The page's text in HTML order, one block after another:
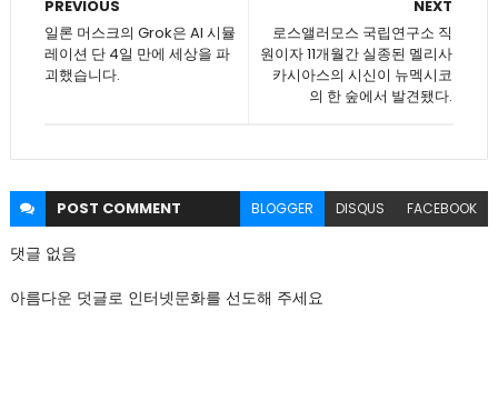
NEXT
로스앨러모스 국립연구소 직
원이자 11개월간 실종된 멜리사
카시아스의 시신이 뉴멕시코
의 한 숲에서 발견됐다.
PREVIOUS
일론 머스크의 Grok은 AI 시뮬
레이션 단 4일 만에 세상을 파
괴했습니다.
POST COMMENT BLOGGER DISQUS FACEBOOK
댓글 없음
아름다운 덧글로 인터넷문화를 선도해 주세요